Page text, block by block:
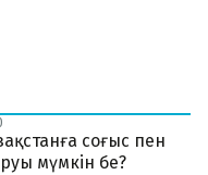
соғыс пен
мүмкін бе?